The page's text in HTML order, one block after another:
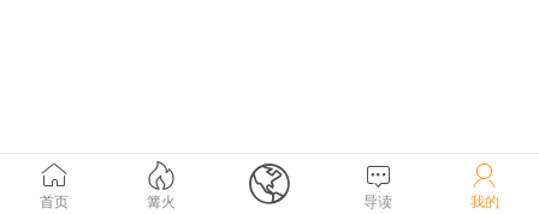

首页

篝火  
导读

我的